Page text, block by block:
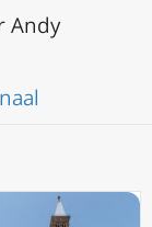
Andy